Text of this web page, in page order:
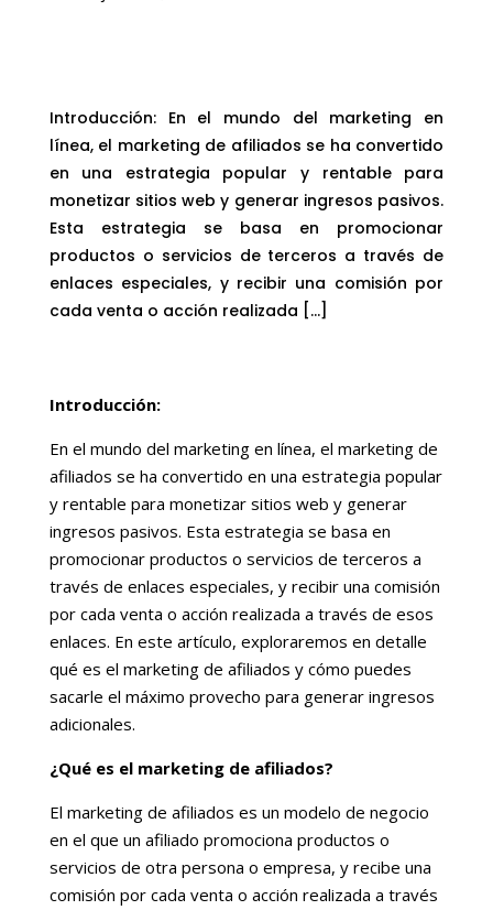
Introducción: En el mundo del marketing en
línea, el marketing de afiliados se ha convertido
en una estrategia popular y rentable para
monetizar sitios web y generar ingresos pasivos.
Esta estrategia se basa en promocionar
productos o servicios de terceros a través de
enlaces especiales, y recibir una comisión por
cada venta o acción realizada […]
Introducción:
En el mundo del marketing en línea, el marketing de
afiliados se ha convertido en una estrategia popular
y rentable para monetizar sitios web y generar
ingresos pasivos. Esta estrategia se basa en
promocionar productos o servicios de terceros a
través de enlaces especiales, y recibir una comisión
por cada venta o acción realizada a través de esos
enlaces. En este artículo, exploraremos en detalle
qué es el marketing de afiliados y cómo puedes
sacarle el máximo provecho para generar ingresos
adicionales.
¿Qué es el marketing de afiliados?
El marketing de afiliados es un modelo de negocio
en el que un afiliado promociona productos o
servicios de otra persona o empresa, y recibe una
comisión por cada venta o acción realizada a través